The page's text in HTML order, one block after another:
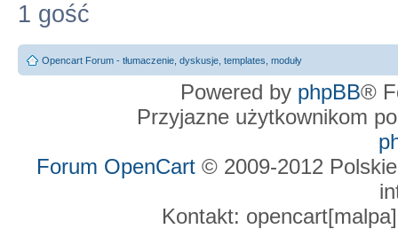
1 gość
Opencart Forum - tłumaczenie, dyskusje, templates, moduły
Powered by phpBB®
Przyjazne użytkownikom
Forum OpenCart © 2009-2012
Kontakt: